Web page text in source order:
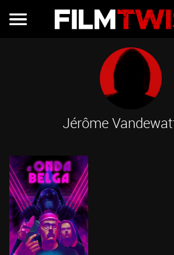
Jérôme